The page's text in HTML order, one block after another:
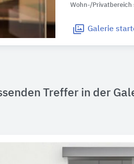
Wohn-/Privatbereich
Galerie
Treffer in der